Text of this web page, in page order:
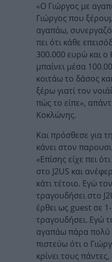
«Ο Γιώργος με
Γιώργος που
αγαπάω,
πει ότι κάθε
300.000 ευρώ και
μπαίνει μέσα
κοιτάω το δάσος
ξέρω γιατί τον
πώς το είπε»,
Κοκλώνης.
Και πρόσθεσε για
κάνει στον
«Επίσης είχε πει
στο J2US και
κάτι τέτοιο. Εγώ
τραγουδήσει στο
έρθει ως guest σε
τραγουδήσει. Εγώ
αγαπάω πάρα πολύ
πιστεύω ότι ο
κρίνει τους